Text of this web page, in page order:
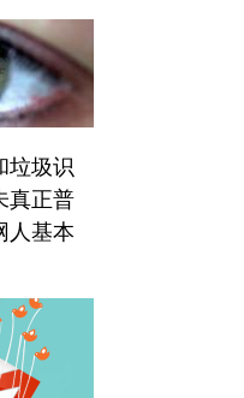
垃圾识
真正普
人基本